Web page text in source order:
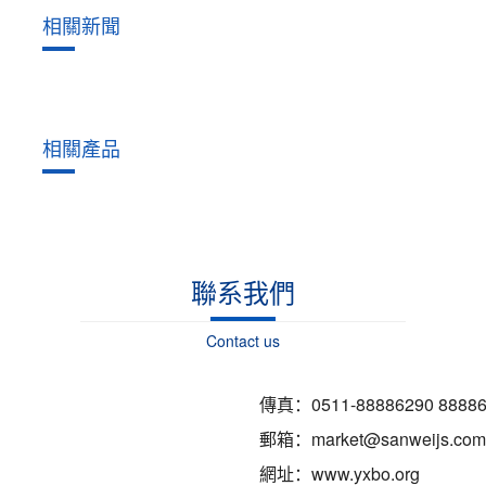
相關新聞
相關產品
聯系我們
Contact us
傳真：0511-88886290
郵箱：market@sanweijs.com
網址：www.yxbo.org